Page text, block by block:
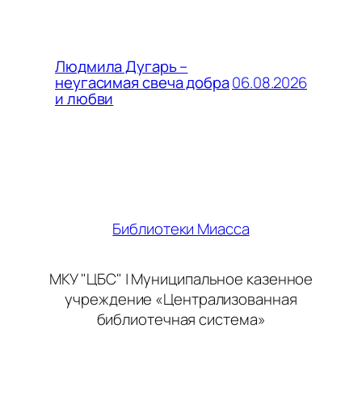
Людмила Дугарь –
неугасимая свеча добра
и любви
06.08.2026
Библиотеки Миасса
МКУ "ЦБС" | Муниципальное казенное
учреждение «Централизованная
библиотечная система»